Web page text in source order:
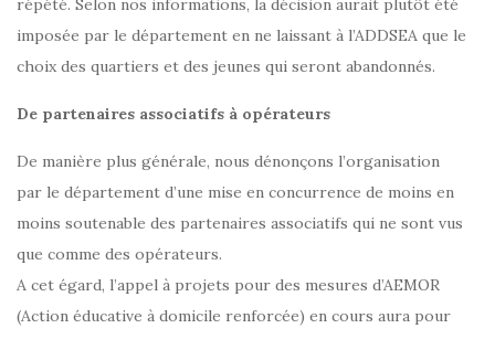
répété. Selon nos informations, la décision aurait plutôt été
imposée par le département en ne laissant à l’ADDSEA que le
choix des quartiers et des jeunes qui seront abandonnés.
De partenaires associatifs à opérateurs
De manière plus générale, nous dénonçons l’organisation
par le département d’une mise en concurrence de moins en
moins soutenable des partenaires associatifs qui ne sont vus
que comme des opérateurs.
A cet égard, l’appel à projets pour des mesures d’AEMOR
(Action éducative à domicile renforcée) en cours aura pour